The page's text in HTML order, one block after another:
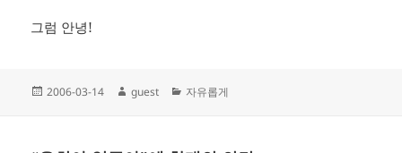
그럼 안녕!
작
2006-03-14
글
guest
카
자유롭게